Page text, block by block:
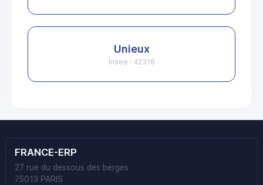
Unieux
Insee : 42316
FRANCE-ERP
27 rue du dessous des berges
75013 PARIS